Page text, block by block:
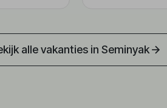
alle vakanties in Seminyak